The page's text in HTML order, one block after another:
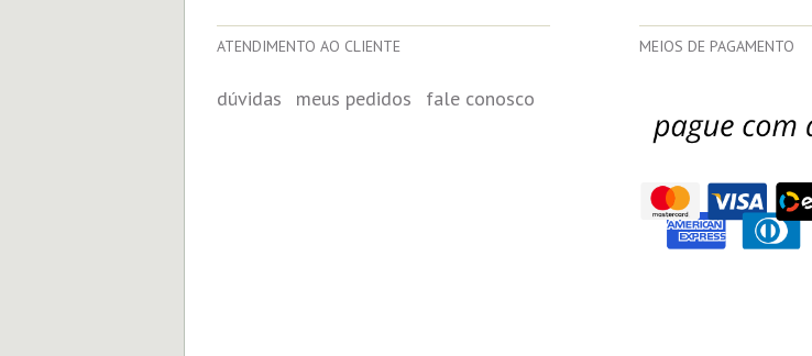
ATENDIMENTO AO CLIENTE
dúvidas meus pedidos fale conosco
MEIOS DE PAGAMENTO